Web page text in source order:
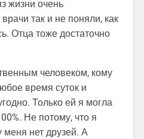
жизни очень
так и не поняли, как
Отца тоже достаточно
человеком, кому
время суток и
Только ей я могла
Не потому, что я
меня нет друзей. А